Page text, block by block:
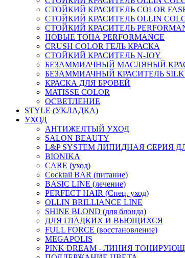
СТОЙКИЙ КРАСИТЕЛЬ COLOR
СТОЙКИЙ КРАСИТЕЛЬ OLLIN
СТОЙКИЙ КРАСИТЕЛЬ
НОВЫЕ ТОНА PERFORMANCE
CRUSH COLOR ГЕЛЬ КРАСКА
СТОЙКИЙ КРАСИТЕЛЬ N-JOY
БЕЗАММИАЧНЫЙ МАСЛЯНЫЙ
БЕЗАММИАЧНЫЙ КРАСИТЕЛЬ SILK
КРАСКА ДЛЯ БРОВЕЙ
MATISSE COLOR
ОСВЕТЛЕНИЕ
STYLE (УКЛАДКА)
УХОД
АНТИЖЕЛТЫЙ УХОД
SALON BEAUTY
L&P SYSTEM ЛИПИДНАЯ СЕРИЯ
BIONIKA
CARE (уход)
Cocktail BAR (питание)
BASIC LINE (лечение)
PERFECT HAIR (Спец. уход)
OLLIN BRILLIANCE LINE
SHINE BLOND (для блонда)
ДЛЯ ГЛАДКИХ И ВЬЮЩИХСЯ
FULL FORCE (восстановление)
MEGAPOLIS
PINK DREAM - ЛИНИЯ